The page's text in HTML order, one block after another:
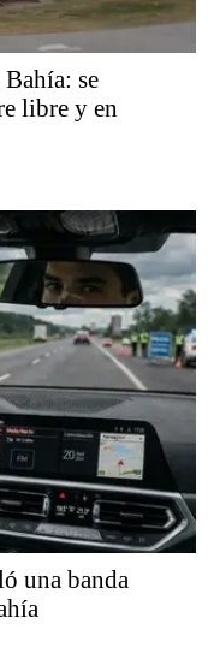
se
libre y en
una banda